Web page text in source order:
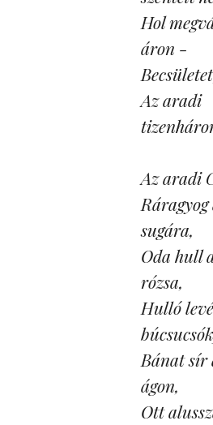
Hol
áron -
Az aradi
Az aradi
sugára,
Oda hull
rózsa,
Hulló
Bánat sír
ágon,
Ott